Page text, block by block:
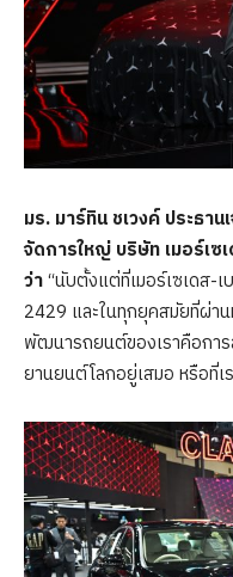
มร. มาร์ทิน ชเวงค์ ประธา
จัดการใหญ่ บริษัท เมอร์เซ
ว่า“นับตั้งแต่ที่เมอร์เซเดส-
2429 และในทุกยุคสมัยที่ผ่า
พัฒนารถยนต์ของเราคือกา
ยานยนต์โลกอยู่เสมอ หรือที่เ